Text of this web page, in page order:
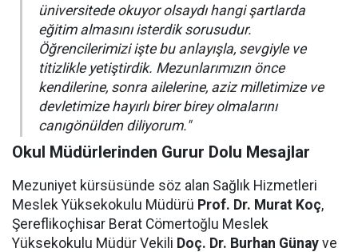
üniversitede okuyor olsaydı hangi şartlarda
eğitim almasını isterdik sorusudur.
Öğrencilerimizi işte bu anlayışla, sevgiyle ve
titizlikle yetiştirdik. Mezunlarımızın önce
kendilerine, sonra ailelerine, aziz milletimize ve
devletimize hayırlı birer birey olmalarını
canıgönülden diliyorum."
Okul Müdürlerinden Gurur Dolu Mesajlar
Mezuniyet kürsüsünde söz alan Sağlık Hizmetleri
Meslek Yüksekokulu Müdürü Prof. Dr. Murat Koç,
Şereflikoçhisar Berat Cömertoğlu Meslek
Yüksekokulu Müdür Vekili Doç. Dr. Burhan Günay ve